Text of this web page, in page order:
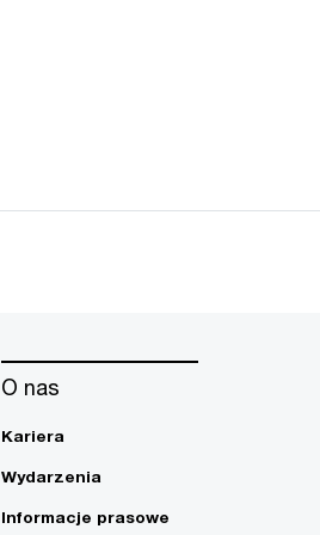
O nas
Kariera
Wydarzenia
Informacje prasowe